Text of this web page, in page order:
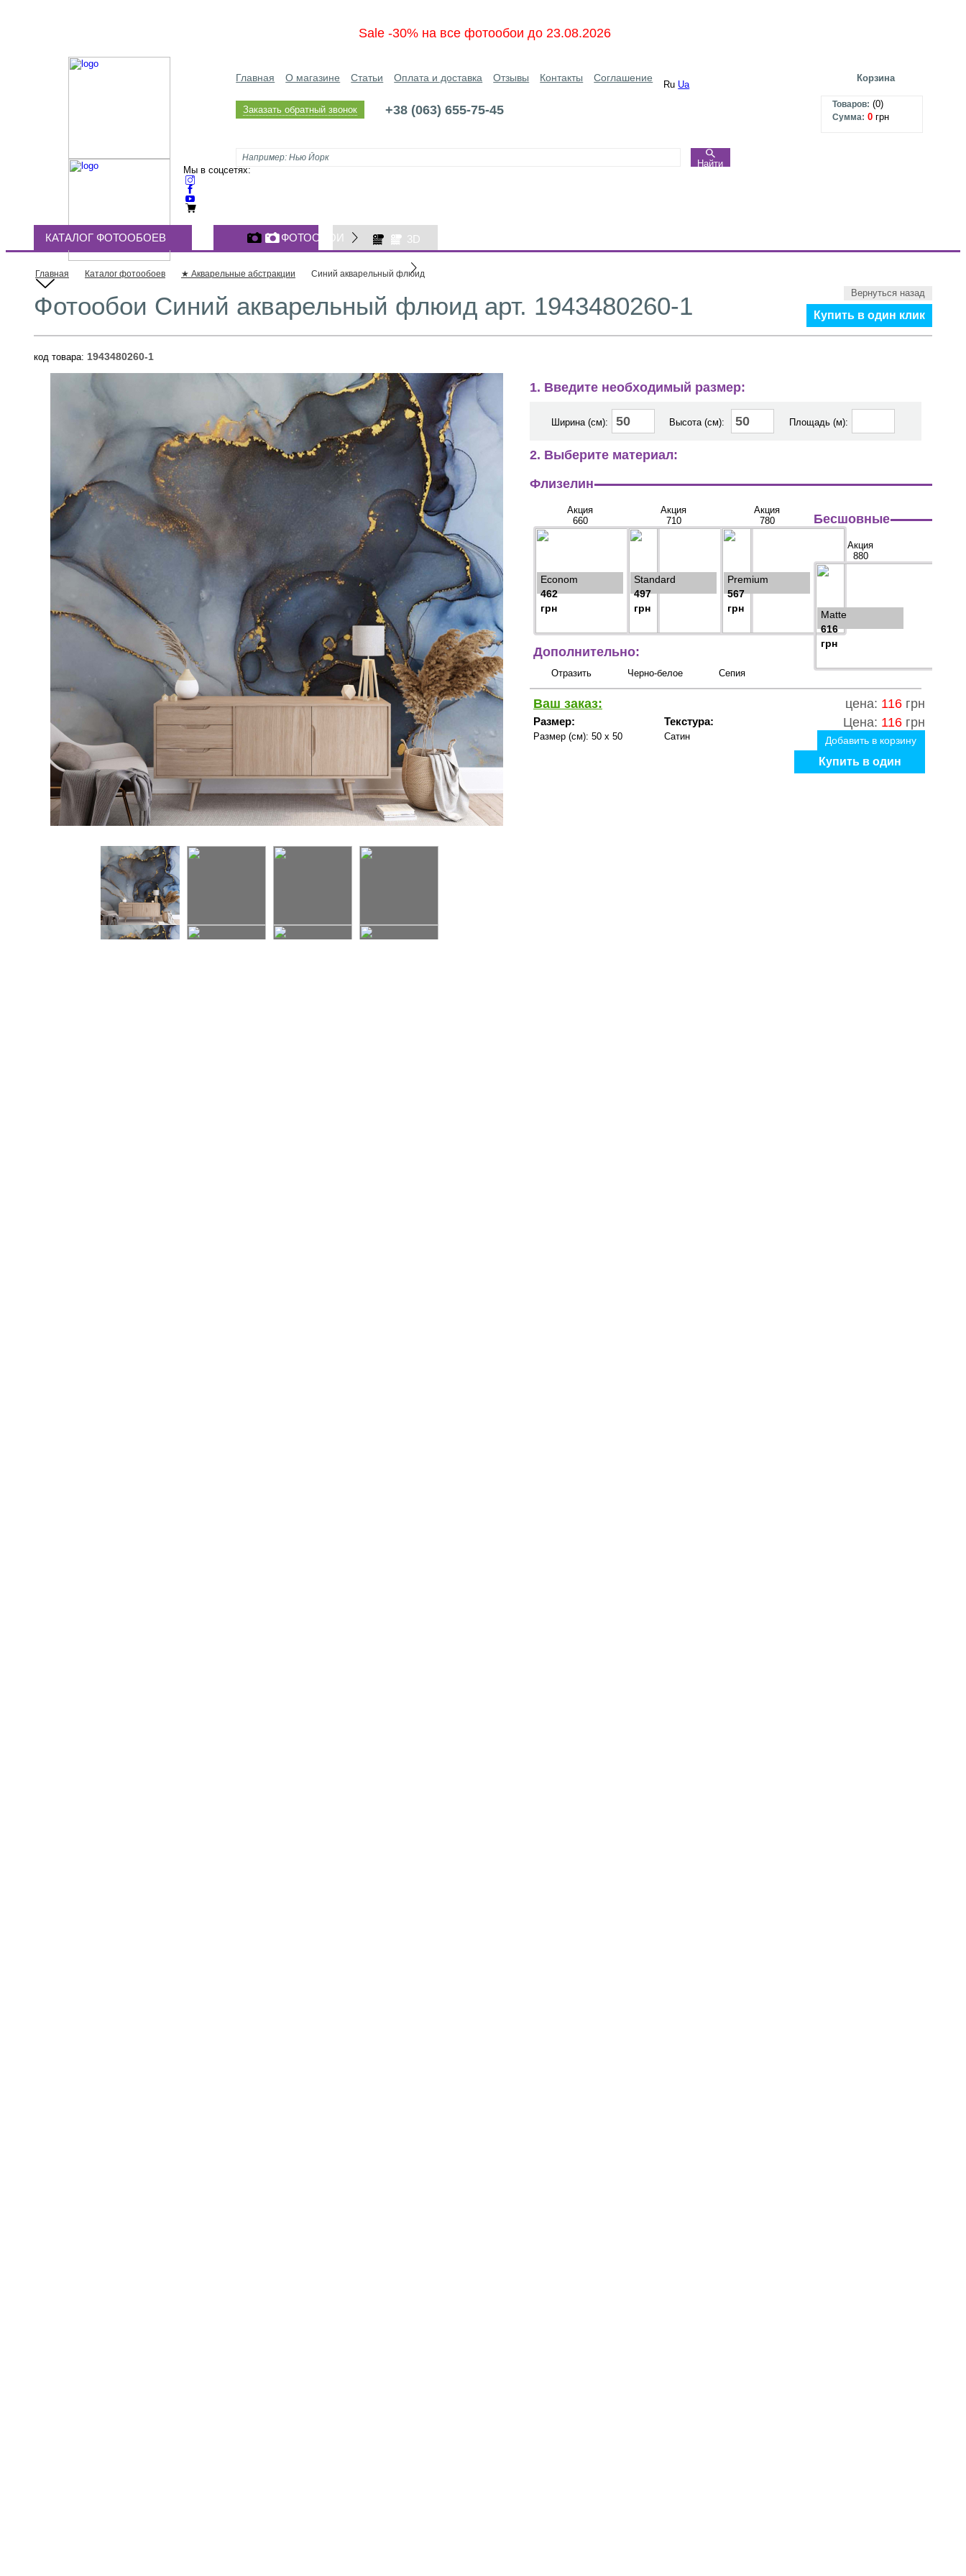
Sale -30% на все фотообои до 23.08.2026
Главная О магазине Статьи Оплата и доставка Отзывы Контакты Соглашение
Ru Ua
Заказать обратный звонок +38 (063) 655-75-45
Найти
Корзина
Товаров: (0)
Сумма: 0 грн
Мы в соцсетях:
ФОТООБОИ 3D
ОБОИ
КАТАЛОГ ФОТООБОЕВ
Главная Каталог фотообоев ★ Акварельные абстракции Синий акварельный флюид
Вернуться назад
Купить в один клик
Фотообои Синий акварельный флюид арт. 1943480260-1
код товара: 1943480260-1
1. Введите необходимый размер:
Ширина (см): Высота (см): Площадь (м):
2. Выберите материал:
Флизелин
Акция
660
Econom
462
грн
Акция
710
Standard
497
грн
Акция
780
Premium
567
грн
Бесшовные
Акция
880
Matte
616
грн
Дополнительно:
Отразить Черно-белое Сепия
Ваш заказ: цена: 116 грн
Размер:
Размер (см): 50 x 50
Текстура:
Сатин
Цена: 116 грн
Добавить в корзину
Купить в один